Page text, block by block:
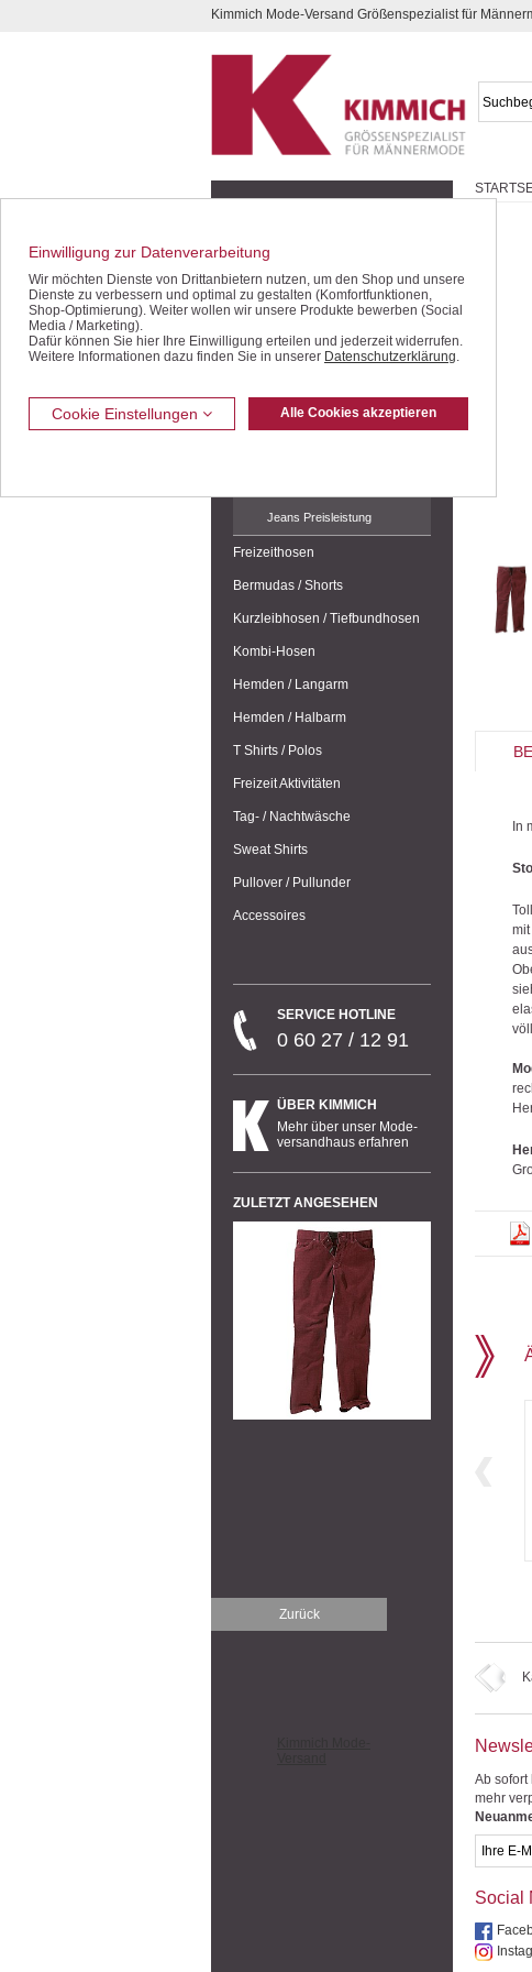
Kompletten Head der Seite überspringenKimmich Mode-Versand Größenspezialist für
Schnäppchen / SALE
Jacken / Blousons
Sakkos / Janker
Anzüge / Baukasten
Jeans / Denim
Jeans Preisleistung
Freizeithosen
Bermudas / Shorts
Kurzleibhosen / Tiefbundhosen
Kombi-Hosen
Hemden / Langarm
Hemden / Halbarm
T Shirts / Polos
Freizeit Aktivitäten
Tag- / Nachtwäsche
Sweat Shirts
Pullover / Pullunder
Accessoires
SERVICE HOTLINE
0 60 27 / 12 91
ÜBER KIMMICH
Mehr über unser Mode-
versandhaus erfahren
ZULETZT ANGESEHEN
In
Zurück
Ab sofort
mehr
Social
Einwilligung zur Datenverarbeitung
Wir möchten Dienste von Drittanbietern nutzen, um den Shop und unsere
Dienste zu verbessern und optimal zu gestalten (Komfortfunktionen,
Shop-Optimierung). Weiter wollen wir unsere Produkte bewerben (Social
Media / Marketing).
Dafür können Sie hier Ihre Einwilligung erteilen und jederzeit widerrufen.
Weitere Informationen dazu finden Sie in unserer Datenschutzerklärung.
Cookie Einstellungen Alle Cookies akzeptieren